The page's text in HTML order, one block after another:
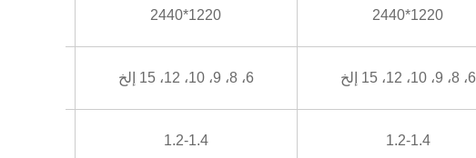
1220*2440
1220*2440
6، 8، 9، 10، 12، 15 إلخ 6، 8، 9، 10، 12، 15 إلخ
1.2-1.4
1.2-1.4